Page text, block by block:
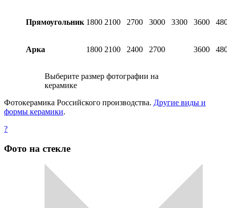
Прямоугольник 1800 2100 2700 3000 3300 3600
Арка 1800 2100 2400 2700 3600
Выберите размер фотографии на
керамике
Фотокерамика Российского производства. Другие виды и
формы керамики.
?
Фото на стекле